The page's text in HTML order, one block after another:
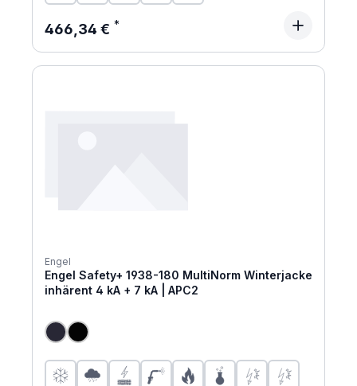
Regulärer Preis:
466,34 €
Engel
Engel Safety+ 1938-180 MultiNorm Winterjacke
inhärent 4 kA + 7 kA | APC2